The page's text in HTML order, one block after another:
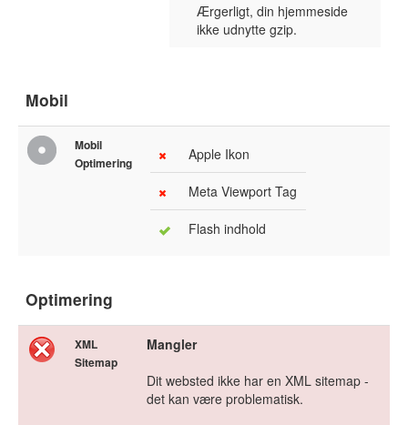
Ærgerligt, din hjemmeside
ikke udnytte gzip.
Mobil
Mobil
Optimering
Apple Ikon
Meta Viewport Tag
Flash indhold
Optimering
XML
Sitemap
Mangler
Dit websted ikke har en XML sitemap -
det kan være problematisk.